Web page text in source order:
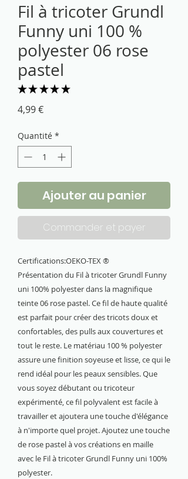
Fil à tricoter Grundl
Funny uni 100 %
polyester 06 rose
pastel
★ ★ ★ ★ ★
4,99 €Prix
Quantité *
Ajouter au panier
Commander et payer
Certifications:OEKO-TEX ®
Présentation du Fil à tricoter Grundl Funny
uni 100% polyester dans la magnifique
teinte 06 rose pastel. Ce fil de haute qualité
est parfait pour créer des tricots doux et
confortables, des pulls aux couvertures et
tout le reste. Le matériau 100 % polyester
assure une finition soyeuse et lisse, ce qui le
rend idéal pour les peaux sensibles. Que
vous soyez débutant ou tricoteur
expérimenté, ce fil polyvalent est facile à
travailler et ajoutera une touche d'élégance
à n'importe quel projet. Ajoutez une touche
de rose pastel à vos créations en maille
avec le Fil à tricoter Grundl Funny uni 100%
polyester.